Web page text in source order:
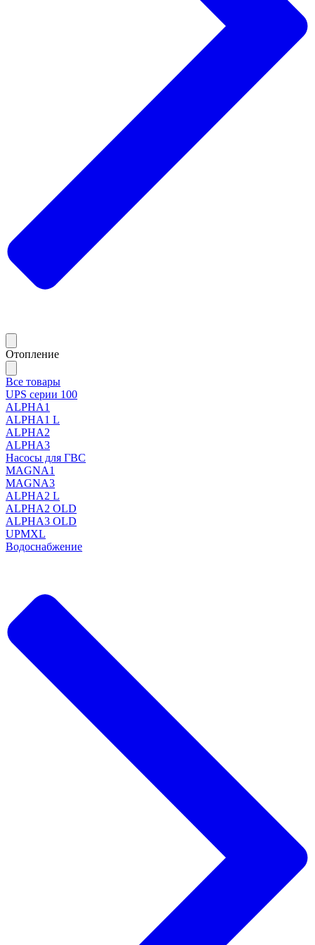
Отопление
Все товары
UPS серии 100
ALPHA1
ALPHA1 L
ALPHA2
ALPHA3
Насосы для ГВС
MAGNA1
MAGNA3
ALPHA2 L
ALPHA2 OLD
ALPHA3 OLD
UPMXL
Водоснабжение